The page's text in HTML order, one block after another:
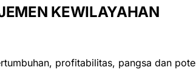
KEWILAYAHAN
profitabilitas, pangsa dan